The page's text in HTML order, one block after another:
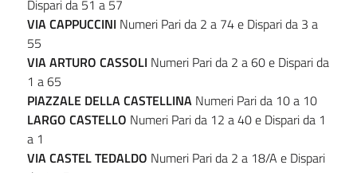
Dispari da 51 a 57
VIACAPPUCCINI Numeri Pari da 2 a 74 e Dispari da 3 a
55
VIAARTURO CASSOLI Numeri Pari da 2 a 60 e Dispari da
1 a 65
PIAZZALE DELLA CASTELLINA Numeri Pari da 10 a 10
LARGO CASTELLO Numeri Pari da 12 a 40 e Dispari da 1
a 1
VIA CASTEL TEDALDO Numeri Pari da 2 a 18/A e Dispari